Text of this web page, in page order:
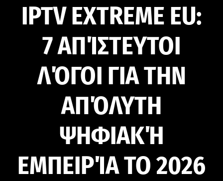
IPTV EXTREME EU:
7 ΑΠΊΣΤΕΥΤΟΙ
ΛΌΓΟΙ ΓΙΑ ΤΗΝ
ΑΠΌΛΥΤΗ
ΨΗΦΙΑΚΉ
ΕΜΠΕΙΡΊΑ ΤΟ 2026